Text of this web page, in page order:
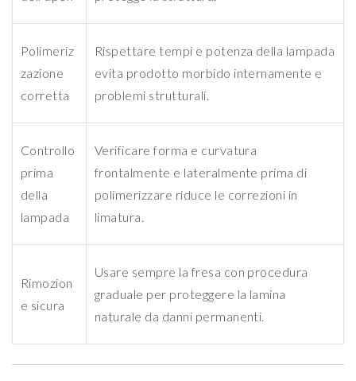
Polimeriz
zazione
corretta
Rispettare tempi e potenza della lampada
evita prodotto morbido internamente e
problemi strutturali.
Controllo
prima
della
lampada
Verificare forma e curvatura
frontalmente e lateralmente prima di
polimerizzare riduce le correzioni in
limatura.
Rimozion
e sicura
Usare sempre la fresa con procedura
graduale per proteggere la lamina
naturale da danni permanenti.